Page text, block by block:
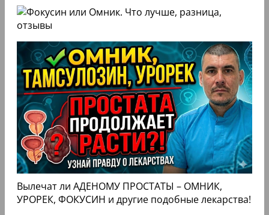
Вылечат ли АДЕНОМУ ПРОСТАТЫ – ОМНИК,
УРОРЕК, ФОКУСИН и другие подобные лекарства!